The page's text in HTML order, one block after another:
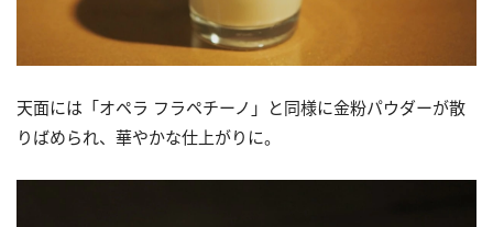
天面には「オペラ フラペチーノ」と同様に金粉パウダーが散
りばめられ、華やかな仕上がりに。